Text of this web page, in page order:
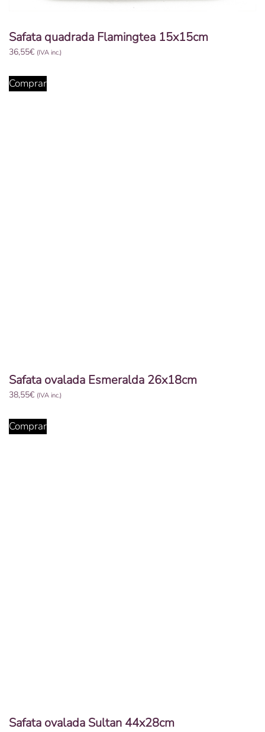
Safata quadrada Flamingtea 15x15cm
36,55€ (IVA inc.)
Comprar
Safata ovalada Esmeralda 26x18cm
38,55€ (IVA inc.)
Comprar
Safata ovalada Sultan 44x28cm